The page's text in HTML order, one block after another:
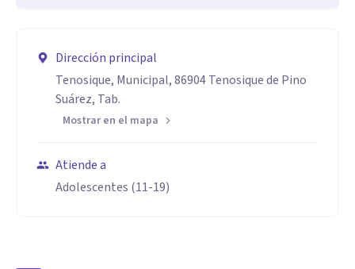
Dirección principal
Tenosique, Municipal, 86904 Tenosique de Pino
Suárez, Tab.
Mostrar en el mapa
Atiende a
Adolescentes (11-19)